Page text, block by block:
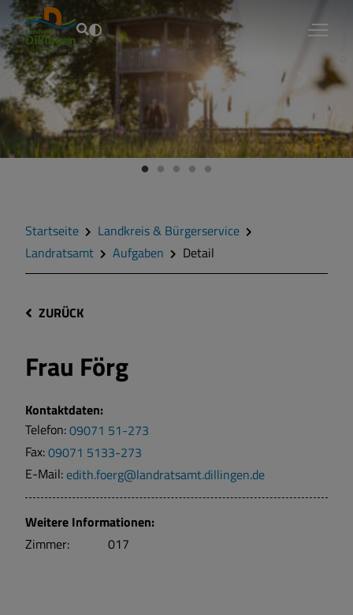
Fouad Vollmer
Startseite
Landkreis & Bürgerservice
Landratsamt
Aufgaben Detail
ZURÜCK
Frau Förg
Kontaktdaten:
Telefon:09071 51-273
Fax:09071 5133-273
E-Mail:edith.foerg@landratsamt.dillingen.de
Weitere Informationen:
Zimmer:
017